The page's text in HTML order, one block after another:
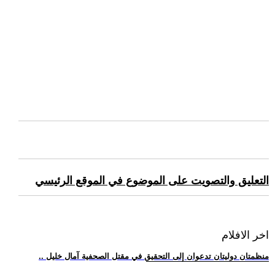
التعليق والتصويت على الموضوع في الموقع الرئيسي
اخر الافلام
.. منظمتان دوليتان تدعوان إلى التحقيق في مقتل الصحفية آمال خليل